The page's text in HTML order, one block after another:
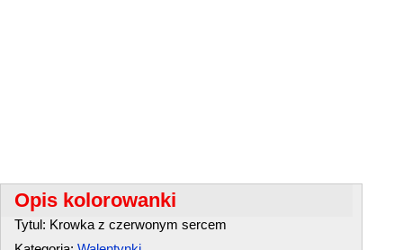
Opis kolorowanki
Tytul: Krowka z czerwonym sercem